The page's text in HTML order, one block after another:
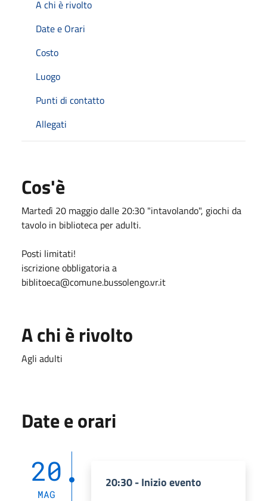
A chi è rivolto
Date e Orari
Costo
Luogo
Punti di contatto
Allegati
Cos'è
Martedì 20 maggio dalle 20:30 "intavolando", giochi da
tavolo in biblioteca per adulti.
Posti limitati!
iscrizione obbligatoria a
biblitoeca@comune.bussolengo.vr.it
A chi è rivolto
Agli adulti
Date e orari
20
MAG
20:30 - Inizio evento